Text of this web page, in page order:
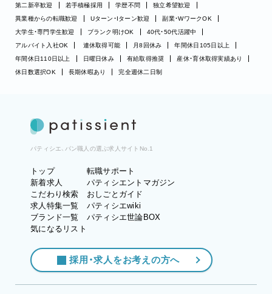
第二新卒歓迎
若手積極採用 学歴不問
独立希望歓迎
異業種からの転職歓迎
Uターン・Iターン歓迎
副業・WワークOK
大学生・専門学生歓迎
ブランク明けOK
40代・50代活躍中
アルバイト入社OK
連休取得可能 月8回休み
年間休日105日以上
年間休日110日以上
日曜日休み 有給取得推奨
産休・育休取得実績あり
休日数選択OK
長期休暇あり 完全週休二日制
パティシエ、パン職人の選ぶ求人サイトNo.1
トップ
新着求人
こだわり検索
求人特集一覧
ブランド一覧
気になるリスト
転職サポート
パティシエントマガジン
おしごとガイド
パティシエwiki
パティシエ世論BOX
採用・求人をお考えの方へ